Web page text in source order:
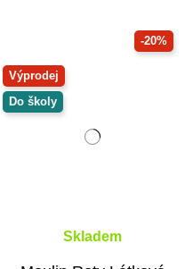
-20%
Výprodej
Do školy
Skladem